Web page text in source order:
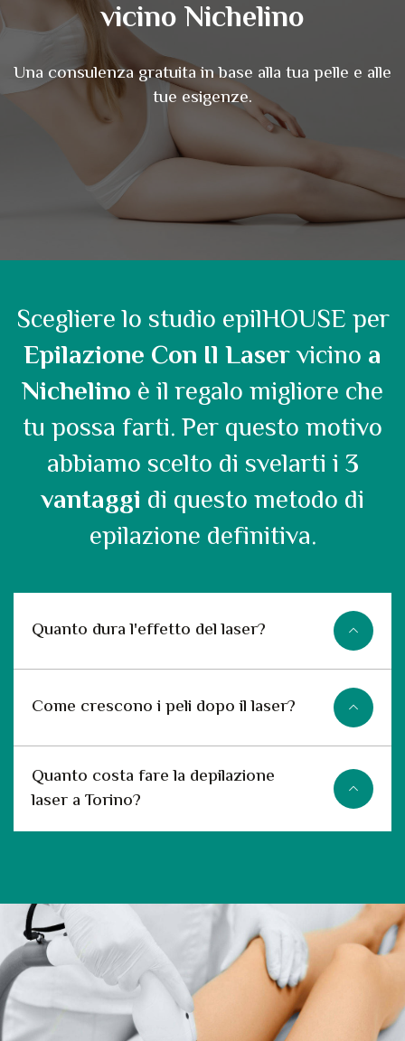
vicino Nichelino
Una consulenza gratuita in base alla tua pelle e alle
tue esigenze.
Scegliere lo studio epilHOUSE per
Epilazione Con Il Laservicino a
Nichelino è il regalo migliore che
tu possa farti. Per questo motivo
abbiamo scelto di svelarti i 3
vantaggi di questo metodo di
epilazione definitiva.
Quanto dura l'effetto del laser?
Come crescono i peli dopo il laser?
Quanto costa fare la depilazione
laser a Torino?